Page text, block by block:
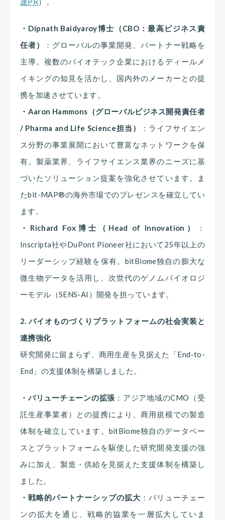
・Dipnath Baidyaroy博士（CBO：最高ビジネス責
任者）
：グローバルの事業開発、パートナー戦略を
主導。複数のバイオテック企業におけるディールメ
イキングの知見を活かし、国内外のメーカーとの提
携を加速させています。
・Aaron Hammons（グローバルビジネス開発責任者
/ Pharma and Life Science担当）
：ライフサイエン
ス分野の事業展開において豊富なネットワークを保
有。製薬業界、ライフサイエンス業界のニーズに基
づいたソリューション提案を強化させています。ま
たbit-MAP®︎の海外市場でのプレゼンスを確立してい
ます。
・Richard Fox博士（Head of Innovation）
：
Inscripta社やDuPont Pioneer社において25年以上の
リーダーシップ経験を保有。bitBiome独自の膨大な
微生物データを活用し、次世代のゲノムバイオロジ
ーモデル（SENS-AI）開発を担っています。
2. バイオものづくりプラットフォームの社会実装と
連携強化
研究開発に留まらず、商用生産を見据えた「End-to-
End」の支援体制を構築しました。
・バリューチェーンの拡張 ：アジア地域のCMO（受
託生産事業者）との提携により、商用規模での製造
体制を確立しています。bitBiome独自のデータベー
スとプラットフォームを駆使した研究開発支援の強
みに加え、製造・供給を見据えた支援体制を構築し
ました。
・戦略的パートナーシップの拡大 ：バリューチェー
ンの拡大を通じ、戦略的協業を一層拡大していま